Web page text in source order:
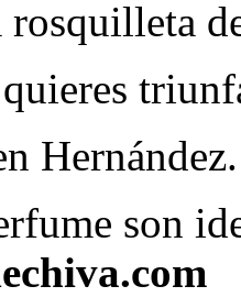
rosquilleta
Hernández.
son